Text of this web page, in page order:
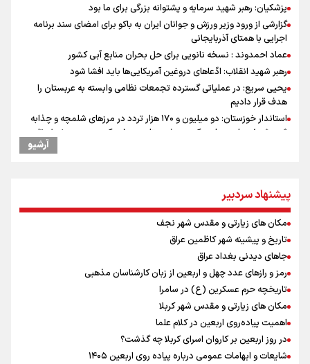
پزشکیان: رهبر شهید سرمایه و پشتوانه بزرگی برای ما بود
گزارشی از ورود وزیر ورزش و جوانان ایران به باکو برای امضای سند برنامه
اجرایی با همتای آذربایجانی
عماد احمدوند : نسخه نانویی برای حل بحران منابع آبی کشور
رهبر شهید انقلاب: ادّعاهای دروغین آمریکایی‌ها باید افشا شود
یحیی سریع: در عملیاتی گسترده تجمعات نظامی وابسته به عربستان را
هدف قرار دادیم
استاندار خوزستان: دو میلیون و ۱۷۰ هزار تردد در مرزهای شلمچه و چذابه
ثبت شد / برپایی هزار موکب در خوزستان و ۱۰۰ موکب در مسیر نجف تا
جابجایی مرکز ثقل اقتصاد جهان انجام شد/ فرصت طلایی برای اقتصاد
ایران +نمودار
امیررضا غلامی، ملی پوش تکواندو : تمرکزم روی مسابقات پاکستان است نه
بازی های آسیایی
رادین زینالی، ملی پوش تکواندو : قدم به قدم تلاش می کنم تا به طلای
المپیک برسم
کانادا دو مظنون تیراندازی در نزدیکی کنسولگری آمریکا را بازداشت کرد
ونس: ایرانی‌ها مذاکره‌کنندگان سرسختی هستند
اردوی تیم ملی تکواندو
در ادامه سیاست جوان‌گرایی در پرسپولیس؛ ستاره‌های امید به بزرگسالان
اضافه شدند
آرشیو
پیشنهاد سردبیر
مکان های زیارتی و مقدس شهر نجف
تاریخ و پیشینه شهر کاظمین عراق
جاهای دیدنی بغداد عراق
رمز و رازهای عدد چهل و اربعین از زبان کارشناسان مذهبی
تاریخچه حرم عسکرین (ع) در سامرا
مکان های زیارتی و مقدس شهر کربلا
اهمیت پیاده‌روی اربعین در کلام علما
در روز اربعین بر کاروان اسرای کربلا چه گذشت؟
شایعات و ابهامات عمومی درباره پیاده روی اربعین ۱۴۰۵